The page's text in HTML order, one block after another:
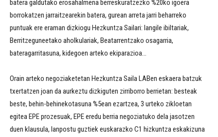
batera galdutako erosahalmena berreskuratzezko %20ko igoera
borrokatzen jarraitzearekin batera, gurean arreta jarri beharreko
puntuak ere eraman dizkiogu Hezkuntza Sailari: langile ibiltariak,
Berritzeguneetako aholkulariak, Beatarrentzako osagarria,
bateragarritasuna, kidegoen arteko ekiparazioa…
Orain arteko negoziaketetan Hezkuntza Saila LABen eskaera batzuk
txertatzen joan da aurkeztu dizkiguten zirriborro berrietan: besteak
beste, behin-behinekotasuna %5ean ezartzea, 3 urteko zikloetan
egitea EPE prozesuak, EPE eredu berria negoziatuko dela jasotzen
duen klausula, lanpostu guztiek euskarazko C1 hizkuntza eskakizuna